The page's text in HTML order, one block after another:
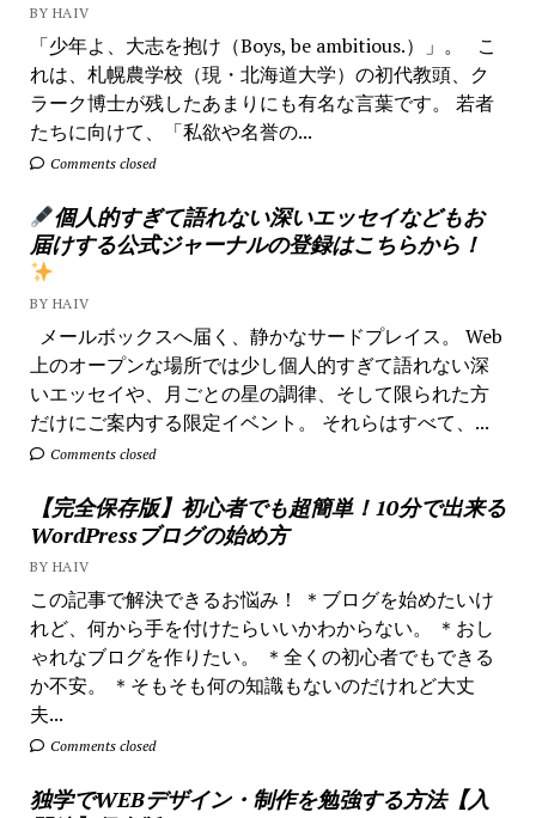
BY HAIV
「少年よ、大志を抱け（Boys, be ambitious.）」。 こ
れは、札幌農学校（現・北海道大学）の初代教頭、ク
ラーク博士が残したあまりにも有名な言葉です。 若者
たちに向けて、「私欲や名誉の...
Comments closed
個人的すぎて語れない深いエッセイなどもお
届けする公式ジャーナルの登録はこちらから！
BY HAIV
メールボックスへ届く、静かなサードプレイス。 Web
上のオープンな場所では少し個人的すぎて語れない深
いエッセイや、月ごとの星の調律、そして限られた方
だけにご案内する限定イベント。 それらはすべて、...
Comments closed
【完全保存版】初心者でも超簡単！10分で出来る
WordPressブログの始め方
BY HAIV
この記事で解決できるお悩み！ ＊ブログを始めたいけ
れど、何から手を付けたらいいかわからない。 ＊おし
ゃれなブログを作りたい。 ＊全くの初心者でもできる
か不安。 ＊そもそも何の知識もないのだけれど大丈
夫...
Comments closed
独学でWEBデザイン・制作を勉強する方法【入